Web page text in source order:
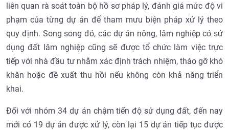
liên quan rà soát toàn bộ hồ sơ pháp lý, đánh giá mức độ vi
phạm của từng dự án để tham mưu biện pháp xử lý theo
quy định. Song song đó, các dự án nông, lâm nghiệp có sử
dụng đất lâm nghiệp cũng sẽ được tổ chức làm việc trực
tiếp với nhà đầu tư nhằm xác định trách nhiệm, tháo gỡ khó
khăn hoặc đề xuất thu hồi nếu không còn khả năng triển
khai.
Đối với nhóm 34 dự án chậm tiến độ sử dụng đất, đến nay
mới có 19 dự án được xử lý, còn lại 15 dự án tiếp tục được